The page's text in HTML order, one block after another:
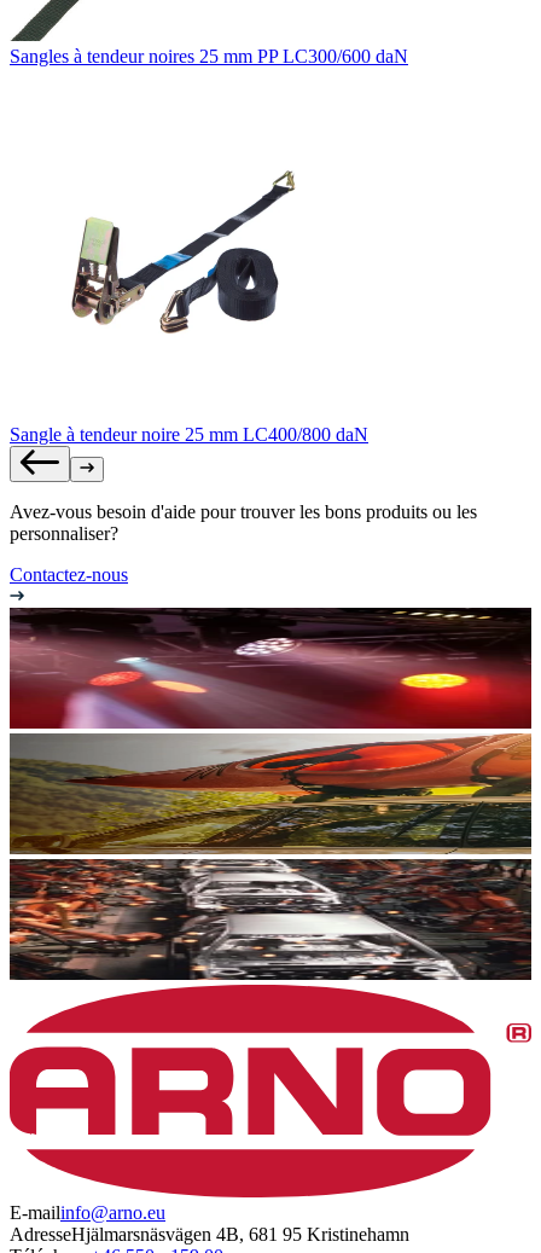
Sangles à tendeur noires 25 mm PP LC300/600 daN
Sangle à tendeur noire 25 mm LC400/800 daN
Avez-vous besoin d'aide pour trouver les bons produits ou les
personnaliser?
Contactez-nous
E-mailinfo@arno.eu
AdresseHjälmarsnäsvägen 4B, 681 95 Kristinehamn